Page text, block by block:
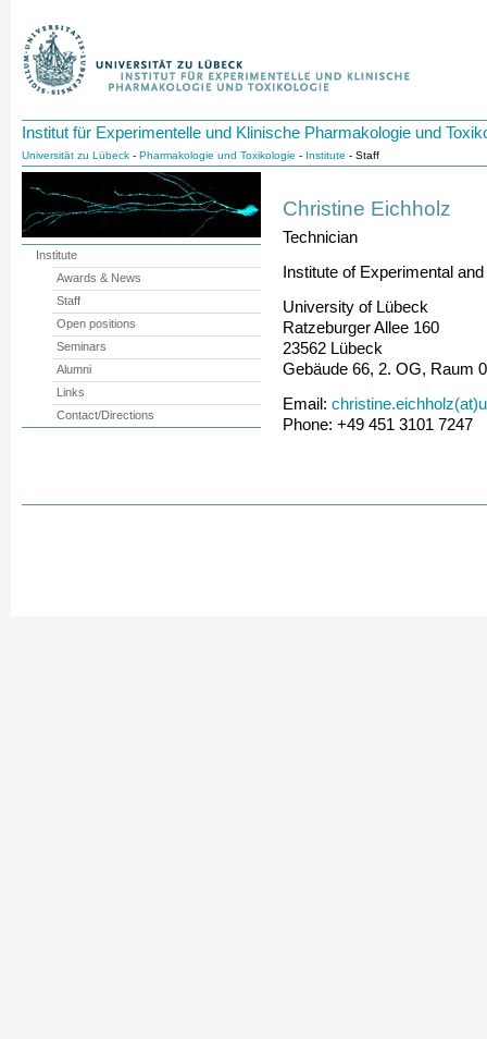
Institut für Experimentelle und Klinische Pharmakologie und
Universität zu Lübeck - Pharmakologie und Toxikologie - Institute - Staff
Christine Eichholz
Technician
Institute of Experimental
University of Lübeck
Ratzeburger Allee 160
23562 Lübeck
Gebäude 66, 2. OG, Raum
Email:
Phone: +49 451 3101 7247
Institute
Awards & News
Staff
Open positions
Seminars
Alumni
Links
Contact/Directions